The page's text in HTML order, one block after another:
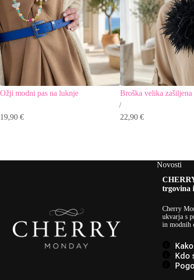
Ožji modni pas na luknje
19,90 €
Broška velika zašiljena
22,90 €
Novosti
trgovina
Cherry
ukvarja s
in modnih
Kdo